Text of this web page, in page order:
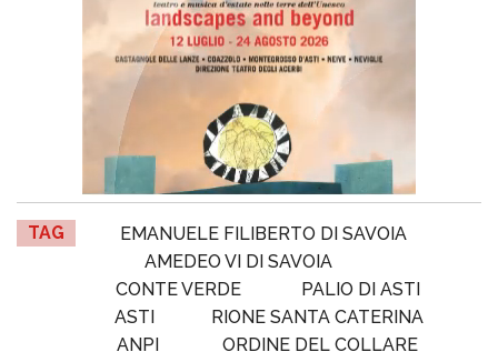
TAG
EMANUELE FILIBERTO DI SAVOIA
AMEDEO VI DI SAVOIA
CONTE VERDE
PALIO DI ASTI
ASTI
RIONE SANTA CATERINA
ANPI
ORDINE DEL COLLARE